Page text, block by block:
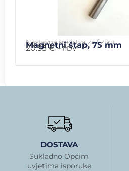
Nastavna sredstva za fiziku
Magnetni štap, 75 mm
20.53€ + PDV
DOSTAVA
Sukladno Općim
uvjetima isporuke